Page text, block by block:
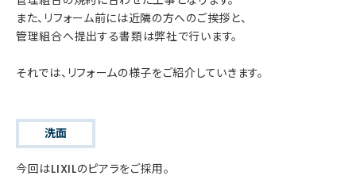
また、リフォーム前には近隣の方へのご挨拶と、
管理組合へ提出する書類は弊社で行います。
それでは、リフォームの様子をご紹介していきます。
洗面
今回はLIXILのピアラをご採用。